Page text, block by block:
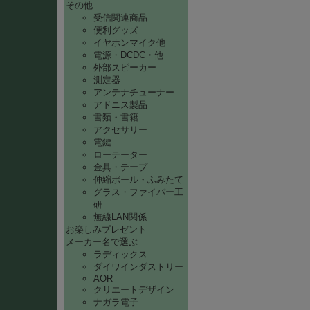
その他
受信関連商品
便利グッズ
イヤホンマイク他
電源・DCDC・他
外部スピーカー
測定器
アンテナチューナー
アドニス製品
書類・書籍
アクセサリー
電鍵
ローテーター
金具・テープ
伸縮ポール・ふみたて
グラス・ファイバー工
研
無線LAN関係
お楽しみプレゼント
メーカー名で選ぶ
ラディックス
ダイワインダストリー
AOR
クリエートデザイン
ナガラ電子